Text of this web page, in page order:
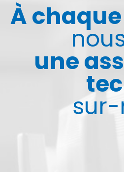
À
une